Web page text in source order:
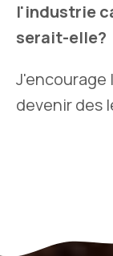
l'industrie
serait-elle?
J'encourage
devenir des